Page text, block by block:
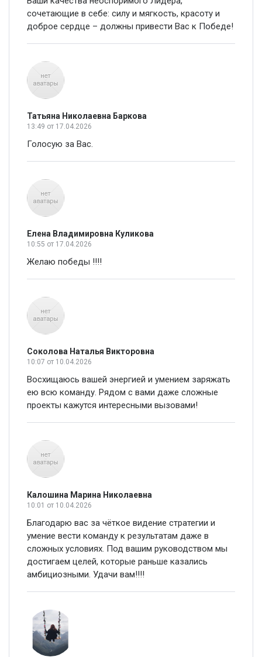
сочетающие в себе: силу и мягкость, красоту и
доброе сердце – должны привести Вас к Победе!
Татьяна Николаевна Баркова
13:49 от 17.04.2026
Голосую за Вас.
Елена Владимировна Куликова
10:55 от 17.04.2026
Желаю победы !!!!
Соколова Наталья Викторовна
10:07 от 10.04.2026
Восхищаюсь вашей энергией и умением заряжать
ею всю команду. Рядом с вами даже сложные
проекты кажутся интересными вызовами!
Калошина Марина Николаевна
10:01 от 10.04.2026
Благодарю вас за чёткое видение стратегии и
умение вести команду к результатам даже в
сложных условиях. Под вашим руководством мы
достигаем целей, которые раньше казались
амбициозными. Удачи вам!!!!